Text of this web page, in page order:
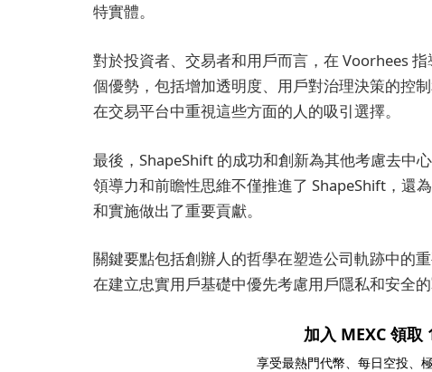
特實體。
對於投資者、交易者和用戶而言，在 Voorhees
個優勢，包括增加透明度、用戶對治理決策的控
在交易平台中重視這些方面的人的吸引選擇。
最後，ShapeShift 的成功和創新為其他考慮去中
領導力和前瞻性思維不僅推進了 ShapeShift，還
和實施做出了重要貢獻。
關鍵要點包括創辦人的哲學在塑造公司軌跡中的
在建立忠實用戶基礎中優先考慮用戶隱私和安全的
加入 MEXC 領取
享受最熱門代幣、每日空投、